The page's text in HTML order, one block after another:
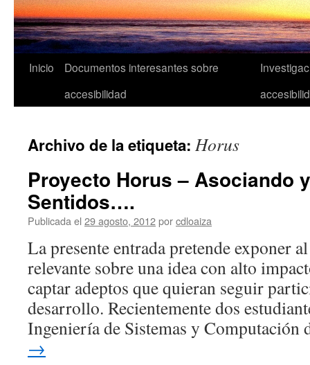
Inicio
Documentos interesantes sobre
accesibilidad
Archivo de la etiqueta: Horus
Proyecto Horus – Asociando
Sentidos….
Publicada el 29 agosto, 2012porcdloaiza
La presente entrada pretende exponer
relevante sobre una idea con alto
captar adeptos que quieran seguir
desarrollo. Recientemente dos
Ingeniería de Sistemas y
→